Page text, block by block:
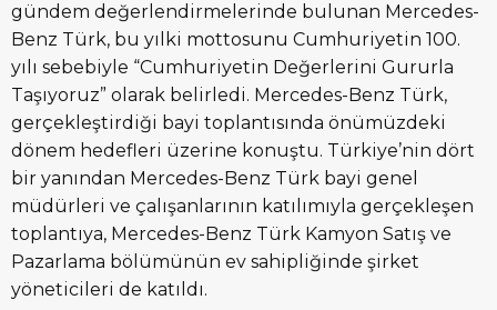
gündem değerlendirmelerinde bulunan Mercedes-
Benz Türk, bu yılki mottosunu Cumhuriyetin 100.
yılı sebebiyle “Cumhuriyetin Değerlerini Gururla
Taşıyoruz” olarak belirledi. Mercedes-Benz Türk,
gerçekleştirdiği bayi toplantısında önümüzdeki
dönem hedefleri üzerine konuştu. Türkiye’nin dört
bir yanından Mercedes-Benz Türk bayi genel
müdürleri ve çalışanlarının katılımıyla gerçekleşen
toplantıya, Mercedes-Benz Türk Kamyon Satış ve
Pazarlama bölümünün ev sahipliğinde şirket
yöneticileri de katıldı.